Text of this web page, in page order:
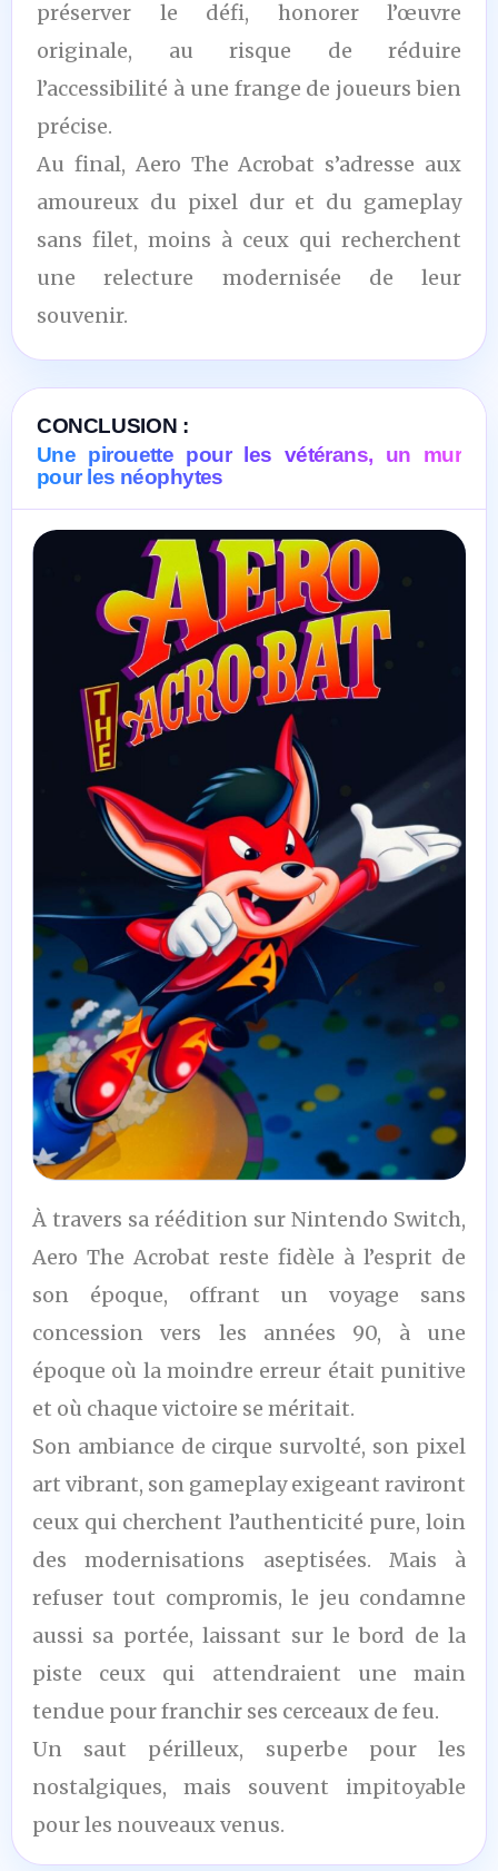
préserver le défi, honorer l’œuvre
originale, au risque de réduire
l’accessibilité à une frange de joueurs bien
précise.
Au final, Aero The Acrobat s’adresse aux
amoureux du pixel dur et du gameplay
sans filet, moins à ceux qui recherchent
une relecture modernisée de leur
souvenir.
CONCLUSION :
Une pirouette pour les vétérans, un mur
pour les néophytes
6
/10
À travers sa réédition sur Nintendo Switch,
Aero The Acrobat reste fidèle à l’esprit de
son époque, offrant un voyage sans
concession vers les années 90, à une
époque où la moindre erreur était punitive
et où chaque victoire se méritait.
Son ambiance de cirque survolté, son pixel
art vibrant, son gameplay exigeant raviront
ceux qui cherchent l’authenticité pure, loin
des modernisations aseptisées. Mais à
refuser tout compromis, le jeu condamne
aussi sa portée, laissant sur le bord de la
piste ceux qui attendraient une main
tendue pour franchir ses cerceaux de feu.
Un saut périlleux, superbe pour les
nostalgiques, mais souvent impitoyable
pour les nouveaux venus.